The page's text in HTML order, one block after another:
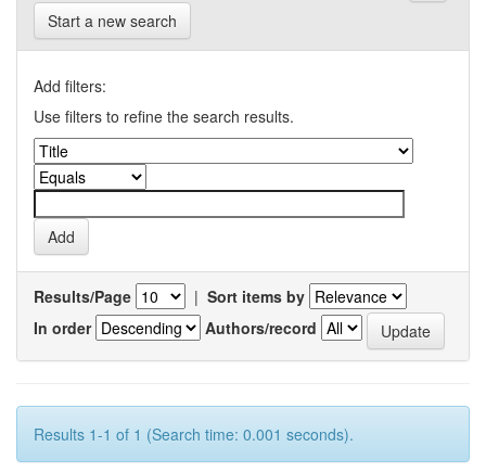
Start a new search
Add filters:
Use filters to refine the search results.
Results/Page | Sort items by
In order
Authors/record
Results 1-1 of 1 (Search time: 0.001 seconds).